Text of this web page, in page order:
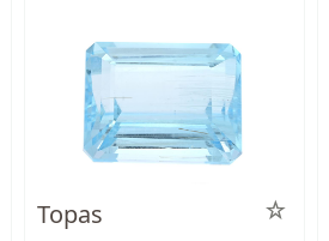
Topas